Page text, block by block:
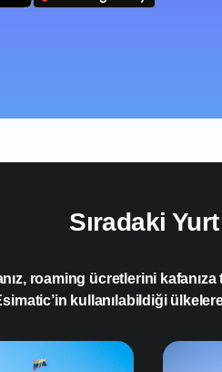
Sıradaki
roaming ücretlerini
kullanılabildiği